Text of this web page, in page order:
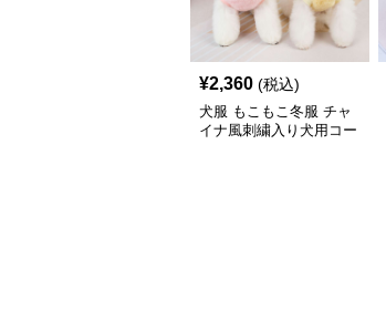
¥2,360 (税込)
犬服 もこもこ冬服 チャ
イナ風刺繍入り犬用コー